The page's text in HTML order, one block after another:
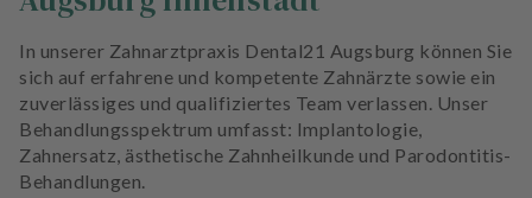
In unserer Zahnarztpraxis Dental21 Augsburg können Sie
sich auf erfahrene und kompetente Zahnärzte sowie ein
zuverlässiges und qualifiziertes Team verlassen. Unser
Behandlungsspektrum umfasst: Implantologie,
Zahnersatz, ästhetische Zahnheilkunde und Parodontitis-
Behandlungen.